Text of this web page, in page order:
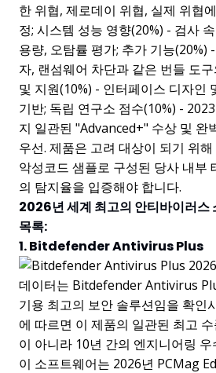
한 위협, 제로데이 위협, 실제 위협
정; 시스템 성능 영향(20%) - 검사
용량, 오탐률 평가; 추가 기능(20%)
자, 랜섬웨어 차단과 같은 번들 도
및 지원(10%) - 인터페이스 디자인
기반; 독립 연구소 점수(10%) -
지 일관된 "Advanced+" 수상 및 완
우선. 제품은 고려 대상이 되기 위
악성코드 샘플로 구성된 당사 내부
의 탐지율을 입증해야 합니다.
2026년 세계 최고의 안티바이러스
목록:
1. Bitdefender Antivirus Plus
데이터는 Bitdefender Antivirus
기용 최고의 보안 솔루션임을 확인
에 따르면 이 제품의 일관된 최고
이 아니라 10년 간의 엔지니어링
이 소프트웨어는 2026년 PCMag